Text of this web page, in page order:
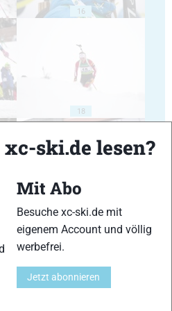
16
18
20
ski.de lesen?
Mit Abo
Besuche xc-ski.de mit
eigenem Account und völlig
werbefrei.
Jetzt abonnieren